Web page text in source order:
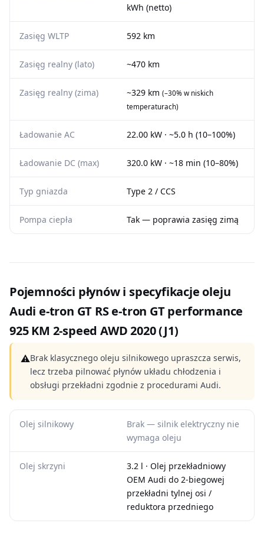
kWh (netto)
Zasięg WLTP 592 km
Zasięg realny (lato) ~470 km
Zasięg realny (zima) ~329 km (–30% w niskich
temperaturach)
Ładowanie AC 22.00 kW · ~5.0 h (10–100%)
Ładowanie DC (max) 320.0 kW · ~18 min (10–80%)
Typ gniazda Type 2 / CCS
Pompa ciepła Tak — poprawia zasięg zimą
Pojemności płynów i specyfikacje oleju
Audi e-tron GT RS e-tron GT performance
925 KM 2-speed AWD 2020 (J1)
⚠Brak klasycznego oleju silnikowego upraszcza serwis,
lecz trzeba pilnować płynów układu chłodzenia i
obsługi przekładni zgodnie z procedurami Audi.
Olej silnikowy
Brak — silnik elektryczny nie
wymaga oleju
Olej skrzyni
3.2 l · Olej przekładniowy
OEM Audi do 2-biegowej
przekładni tylnej osi /
reduktora przedniego